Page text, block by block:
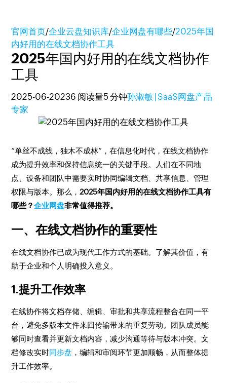
官网首页/企业云盘知识库/企业网盘有哪些/2025年国
内好用的在线文档协作工具
2025年国内好用的在线文档协作
工具
2025-06-20236 阅读量5 分钟孙淑敏 | SaaS网盘产品
专家
“单丝不成线，独木不成林”，在信息化时代，在线文档协作
成为提升效率和保持信息统一的关键手段。人们在不同地
点、设备和团队中需要实时协同编辑文档、共享信息、管理
权限与版本。那么，2025年国内好用的在线文档协作工具有
哪些？企业网盘非常值得推荐。
一、在线文档协作的重要性
在线文档协作已成为现代工作方式的基础。了解其价值，有
助于企业和个人明确投入意义。
1.提升工作效率
在线协作将文档存储、编辑、审批和共享流程整合在同一平
台，避免多版本文件来回传输带来的重复劳动。团队成员能
够同时查看并更新文档内容，减少沟通等待与版本冲突。文
档修改实时同步盘 ，编辑和审阅环节更加顺畅，从而整体提
升工作效率。